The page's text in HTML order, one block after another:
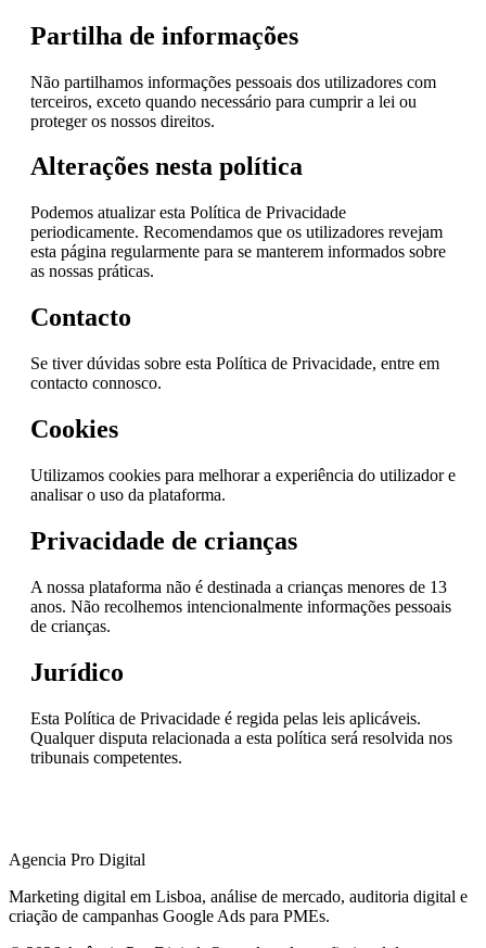
Partilha de informações
Não partilhamos informações pessoais dos utilizadores com
terceiros, exceto quando necessário para cumprir a lei ou
proteger os nossos direitos.
Alterações nesta política
Podemos atualizar esta Política de Privacidade
periodicamente. Recomendamos que os utilizadores revejam
esta página regularmente para se manterem informados sobre
as nossas práticas.
Contacto
Se tiver dúvidas sobre esta Política de Privacidade, entre em
contacto connosco.
Cookies
Utilizamos cookies para melhorar a experiência do utilizador e
analisar o uso da plataforma.
Privacidade de crianças
A nossa plataforma não é destinada a crianças menores de 13
anos. Não recolhemos intencionalmente informações pessoais
de crianças.
Jurídico
Esta Política de Privacidade é regida pelas leis aplicáveis.
Qualquer disputa relacionada a esta política será resolvida nos
tribunais competentes.
Agencia Pro Digital
Marketing digital em Lisboa, análise de mercado, auditoria digital e
criação de campanhas Google Ads para PMEs.